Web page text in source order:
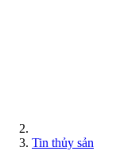
Tin thủy sản